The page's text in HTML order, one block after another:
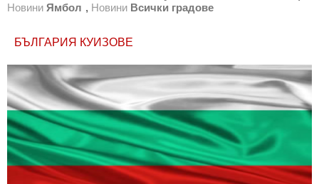
Новини Ямбол , Новини Всички градове
БЪЛГАРИЯ КУИЗОВЕ